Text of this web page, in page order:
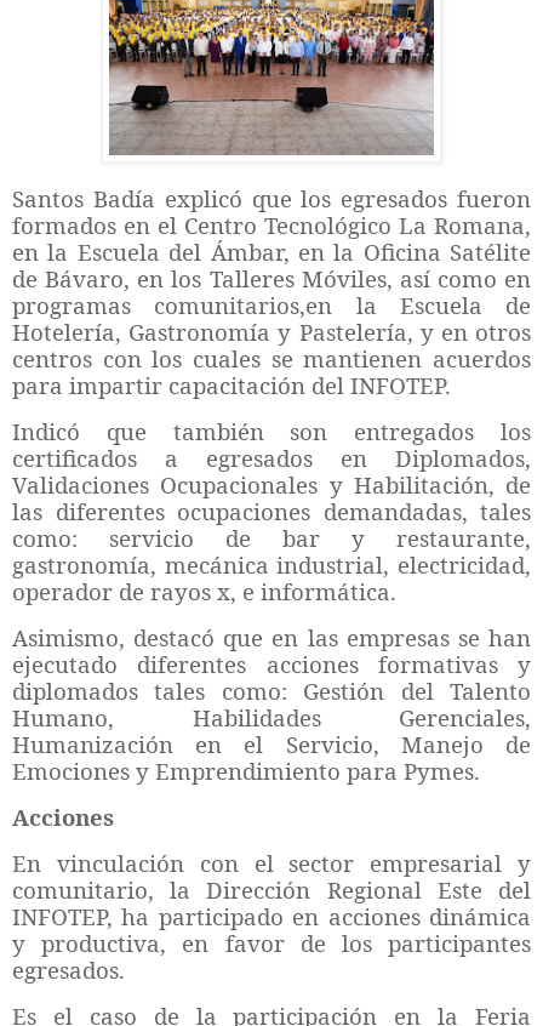
Santos Badía explicó que los egresados fueron
formados en el Centro Tecnológico La Romana,
en la Escuela del Ámbar, en la Oficina Satélite
de Bávaro, en los Talleres Móviles, así como en
programas comunitarios,en la Escuela de
Hotelería, Gastronomía y Pastelería, y en otros
centros con los cuales se mantienen acuerdos
para impartir capacitación del INFOTEP.
Indicó que también son entregados los
certificados a egresados en Diplomados,
Validaciones Ocupacionales y Habilitación, de
las diferentes ocupaciones demandadas, tales
como: servicio de bar y restaurante,
gastronomía, mecánica industrial, electricidad,
operador de rayos x, e informática.
Asimismo, destacó que en las empresas se han
ejecutado diferentes acciones formativas y
diplomados tales como: Gestión del Talento
Humano, Habilidades Gerenciales,
Humanización en el Servicio, Manejo de
Emociones y Emprendimiento para Pymes.
Acciones
En vinculación con el sector empresarial y
comunitario, la Dirección Regional Este del
INFOTEP, ha participado en acciones dinámica
y productiva, en favor de los participantes
egresados.
Es el caso de la participación en la Feria